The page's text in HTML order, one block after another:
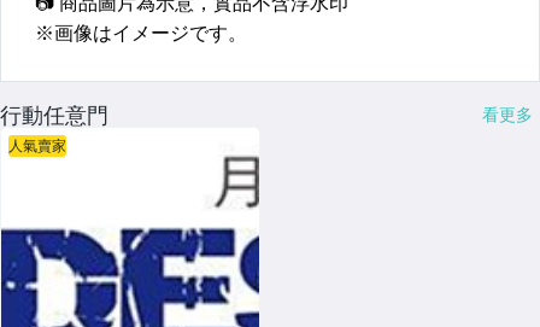
行動任意門 看更多
人氣賣家